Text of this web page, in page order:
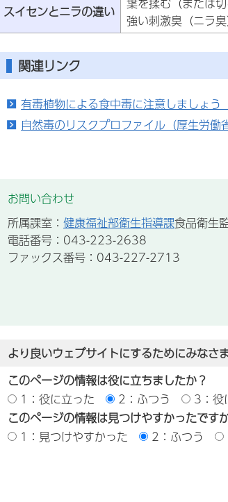
スイセンとニラの違い
強い刺激臭（ニラ
関連リンク
有毒植物による食中毒に注意しましょう
自然毒のリスクプロファイル（厚生労働
お問い合わせ
所属課室： 健康福祉部衛生指導課食品衛生
電話番号：043-223-2638
ファックス番号：043-227-2713
より良いウェブサイトにするためにみなさ
このページの情報は役に立ちましたか？
1：役に立った
2：ふつう
3：役
このページの情報は見つけやすかったです
1：見つけやすかった
2：ふつう